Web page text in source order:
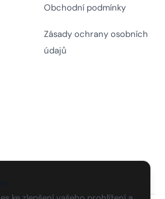
Obchodní podmínky
Zásady ochrany osobních
údajů